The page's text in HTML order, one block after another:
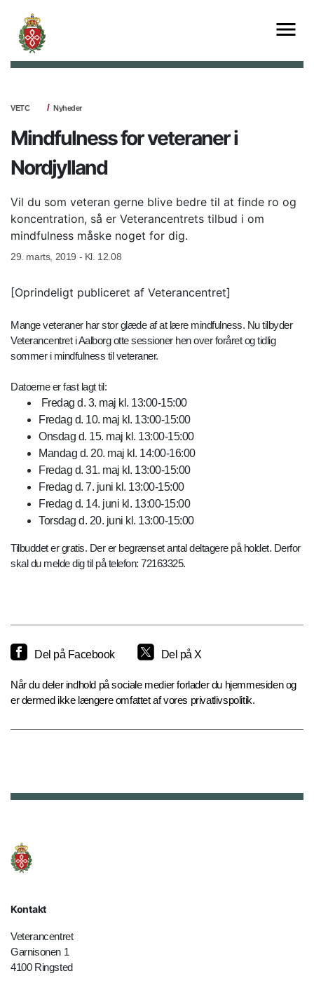
VETC Nyheder
Mindfulness for veteraner i
Nordjylland
Vil du som veteran gerne blive bedre til at finde ro og
koncentration, så er Veterancentrets tilbud i om
mindfulness måske noget for dig.
29. marts, 2019 - Kl. 12.08
[Oprindeligt publiceret af Veterancentret]
Mange veteraner har stor glæde af at lære mindfulness. Nu tilbyder
Veterancentret i Aalborg otte sessioner hen over foråret og tidlig
sommer i mindfulness til veteraner.
Datoerne er fast lagt til:
Fredag d. 3. maj kl. 13:00-15:00
Fredag d. 10. maj kl. 13:00-15:00
Onsdag d. 15. maj kl. 13:00-15:00
Mandag d. 20. maj kl. 14:00-16:00
Fredag d. 31. maj kl. 13:00-15:00
Fredag d. 7. juni kl. 13:00-15:00
Fredag d. 14. juni kl. 13:00-15:00
Torsdag d. 20. juni kl. 13:00-15:00
Tilbuddet er gratis. Der er begrænset antal deltagere på holdet. Derfor
skal du melde dig til på telefon: 72163325.
Del på Facebook Del på X
Når du deler indhold på sociale medier forlader du hjemmesiden og
er dermed ikke længere omfattet af vores privatlivspolitik.
Kontakt
Veterancentret
Garnisonen 1
4100 Ringsted